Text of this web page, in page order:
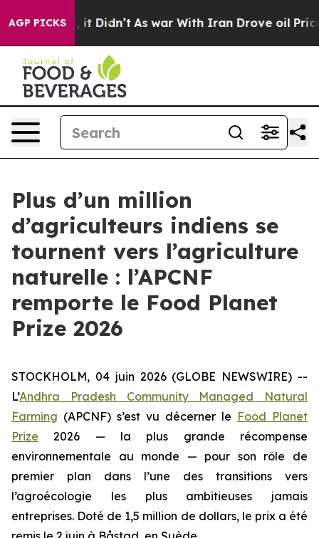
AGP PICKS
Well, it Didn’t As war With Iran Drove oil Prices
Plus d’un million
d’agriculteurs indiens se
tournent vers l’agriculture
naturelle : l’APCNF
remporte le Food Planet
Prize 2026
STOCKHOLM, 04 juin 2026 (GLOBE NEWSWIRE) --
L’Andhra Pradesh Community Managed Natural
Farming (APCNF) s’est vu décerner le Food Planet
Prize 2026 — la plus grande récompense
environnementale au monde — pour son rôle de
premier plan dans l’une des transitions vers
l’agroécologie les plus ambitieuses
jamais
entreprises. Doté de 1,5 million de dollars, le prix a été